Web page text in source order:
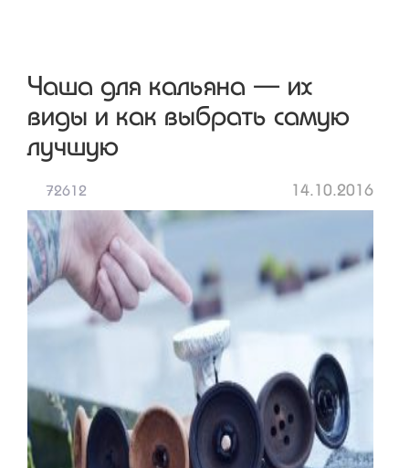
Чаша для кальяна — их
виды и как выбрать самую
лучшую
14.10.2016
72612